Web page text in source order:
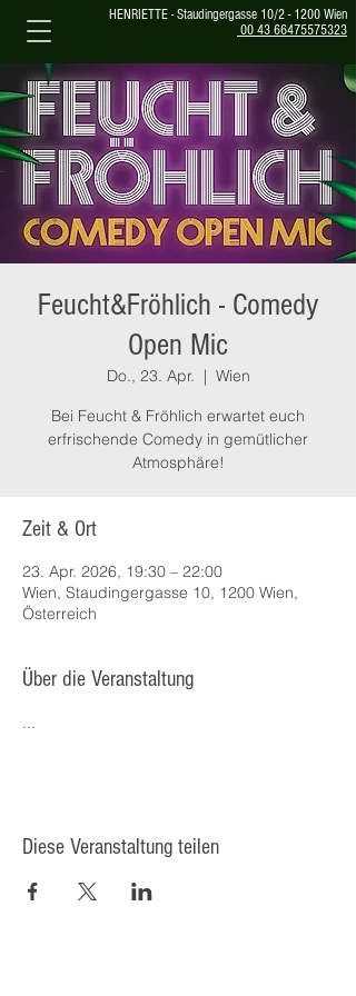
HENRIETTE - Staudingergasse 10/2 - 1200 Wien
00 43 66475575323
Feucht&Fröhlich - Comedy
Open Mic
Do., 23. Apr.
  |
Wien
Bei Feucht & Fröhlich erwartet euch
erfrischende Comedy in gemütlicher
Atmosphäre!
Zeit & Ort
23. Apr. 2026, 19:30 – 22:00
Wien, Staudingergasse 10, 1200 Wien,
Österreich
Über die Veranstaltung
...
Diese Veranstaltung teilen